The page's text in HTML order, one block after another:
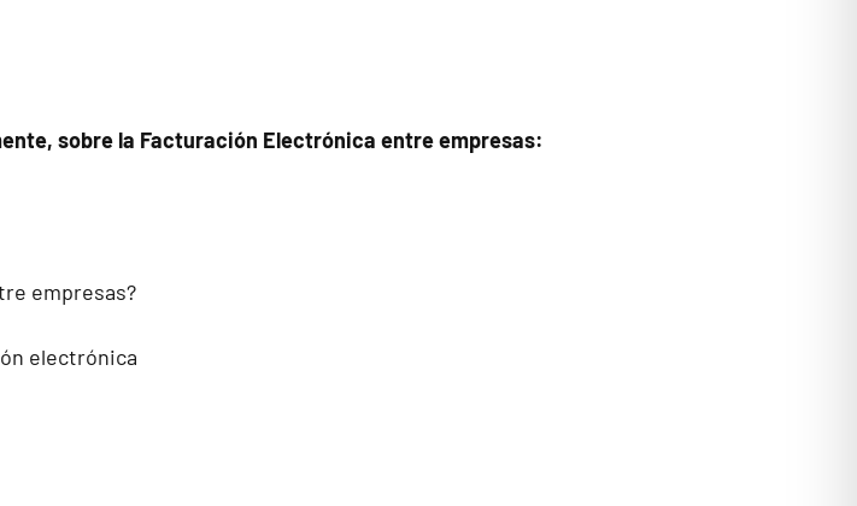
sobre la Facturación Electrónica entre empresas:
empresas?
electrónica